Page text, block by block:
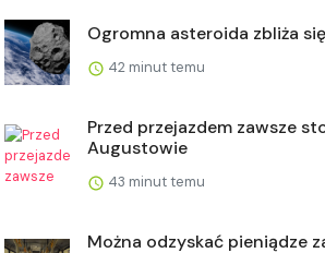
Ogromna asteroida zbliża
42 minut temu
Przed przejazdem zawsze
Augustowie
43 minut temu
Można odzyskać pieniądze